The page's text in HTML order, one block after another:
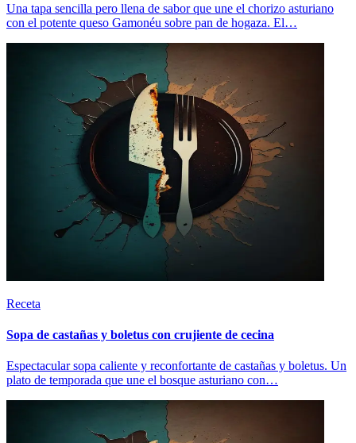
Una tapa sencilla pero llena de sabor que une el chorizo asturiano
con el potente queso Gamonéu sobre pan de hogaza. El…
Receta
Sopa de castañas y boletus con crujiente de cecina
Espectacular sopa caliente y reconfortante de castañas y boletus. Un
plato de temporada que une el bosque asturiano con…